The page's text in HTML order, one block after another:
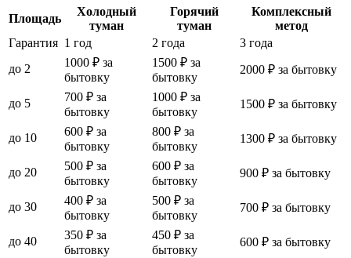
Площадь
Холодный
туман
Горячий
туман
Комплексный
метод
Гарантия 1 год 2 года
3 года
до 2
1000 ₽ за
бытовку
1500 ₽ за
бытовку
2000 ₽ за бытовку
до 5
700 ₽ за
бытовку
1000 ₽ за
бытовку
1500 ₽ за бытовку
до 10
600 ₽ за
бытовку
800 ₽ за
бытовку
1300 ₽ за бытовку
до 20
500 ₽ за
бытовку
600 ₽ за
бытовку
900 ₽ за бытовку
до 30
400 ₽ за
бытовку
500 ₽ за
бытовку
700 ₽ за бытовку
до 40
350 ₽ за
бытовку
450 ₽ за
бытовку
600 ₽ за бытовку